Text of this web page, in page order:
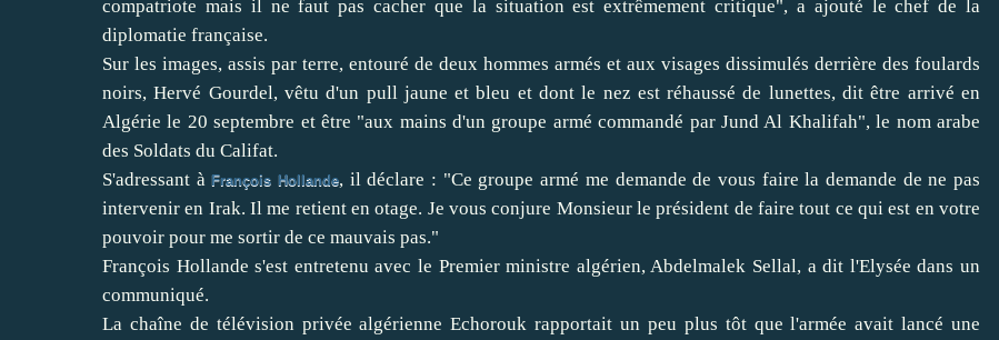
compatriote mais il ne faut pas cacher que la situation est extrêmement critique", a ajouté le chef de la
diplomatie française.
Sur les images, assis par terre, entouré de deux hommes armés et aux visages dissimulés derrière des foulards
noirs, Hervé Gourdel, vêtu d'un pull jaune et bleu et dont le nez est réhaussé de lunettes, dit être arrivé en
Algérie le 20 septembre et être "aux mains d'un groupe armé commandé par Jund Al Khalifah", le nom arabe
des Soldats du Califat.
S'adressant à François Hollande, il déclare : "Ce groupe armé me demande de vous faire la demande de ne pas
intervenir en Irak. Il me retient en otage. Je vous conjure Monsieur le président de faire tout ce qui est en votre
pouvoir pour me sortir de ce mauvais pas."
François Hollande s'est entretenu avec le Premier ministre algérien, Abdelmalek Sellal, a dit l'Elysée dans un
communiqué.
La chaîne de télévision privée algérienne Echorouk rapportait un peu plus tôt que l'armée avait lancé une